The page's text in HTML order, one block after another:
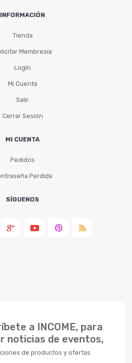
INFORMACIÓN
Tienda
Membresía
Login
Mi Cuenta
Salir
Cerrar Sesión
MI CUENTA
Pedidos
Perdida
SÍGUENOS
a INCOME, para
noticias de eventos,
de productos y ofertas.